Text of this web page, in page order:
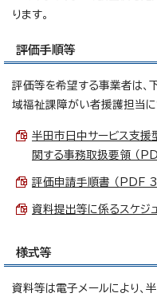
ります。
評価手順等
評価等を希望する事業者は、
域福祉課障がい者援護担当に
半田市日中サービス支援
関する事務取扱要領 （
評価申請手順書 （PDF
資料提出等に係るスケジ
様式等
資料等は電子メールにより、